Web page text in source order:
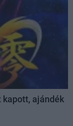
kapott, ajándék